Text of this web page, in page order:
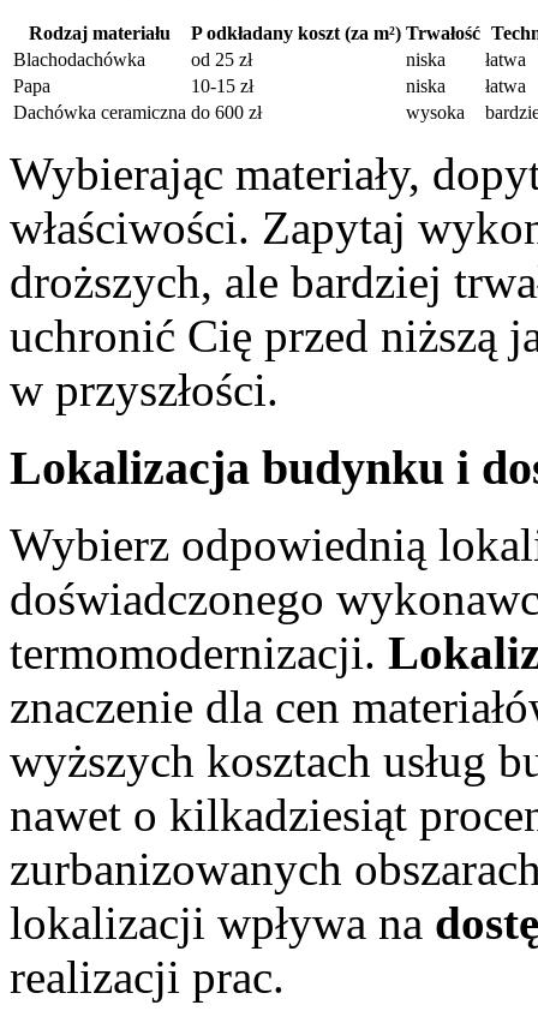
Rodzaj materiału P odkładany koszt (za m²) Trwałość
Blachodachówka
od 25 zł niska
łatwa
Papa
10-15 zł niska
łatwa
Dachówka ceramiczna do 600 zł wysoka
Wybierając materiały,
właściwości. Zapytaj
droższych, ale bardziej
uchronić Cię przed niższą
w przyszłości.
Lokalizacja budynku i
Wybierz odpowiednią
doświadczonego
termomodernizacji.
znaczenie dla cen
wyższych kosztach usług
nawet o kilkadziesiąt
zurbanizowanych
lokalizacji wpływa na
realizacji prac.